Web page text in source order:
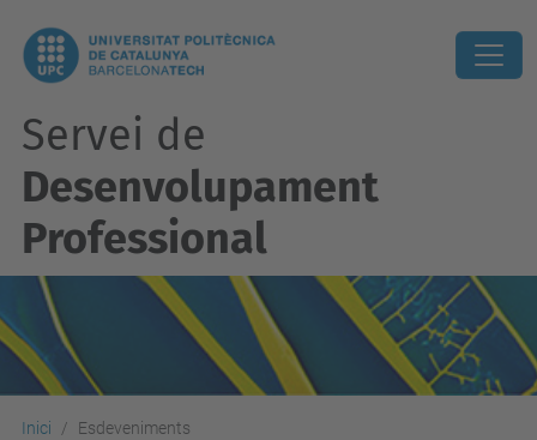
Servei de
Desenvolupament
Professional
Inici Esdeveniments